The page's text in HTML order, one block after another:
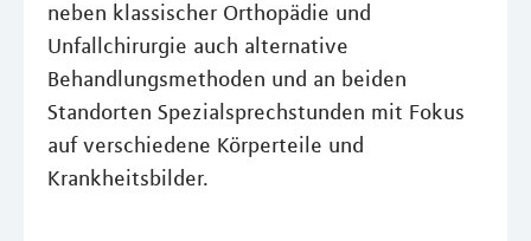
neben klassischer Orthopädie und
Unfallchirurgie auch alternative
Behandlungsmethoden und an beiden
Standorten Spezialsprechstunden mit Fokus
auf verschiedene Körperteile und
Krankheitsbilder.